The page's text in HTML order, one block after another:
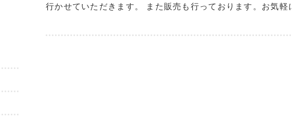
行かせていただきます。 また販売も行っております。お気軽